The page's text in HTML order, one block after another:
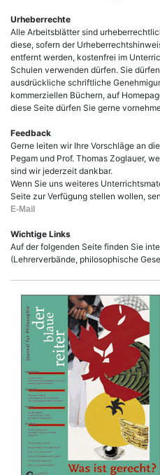
Urheberrechte
Alle Arbeitsblätter sind
diese, sofern der
entfernt werden, kostenfrei im
Schulen verwenden dürfen. Sie
ausdrückliche schriftliche
kommerziellen Büchern, auf
diese Seite dürfen Sie gerne
Feedback
Gerne leiten wir Ihre Vorschläge an
Pegam und Prof. Thomas Zoglauer,
sind wir jederzeit dankbar.
Wenn Sie uns weiteres
Seite zur Verfügung stellen wollen,
E-Mail
Wichtige Links
Auf der folgenden Seite finden Sie
(Lehrerverbände, philosophische